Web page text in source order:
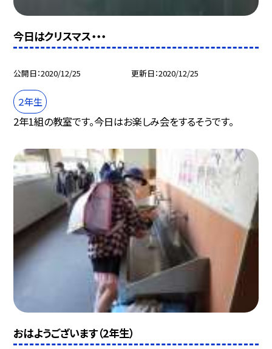
今日はクリスマス・・・
公開日 2020/12/25 更新日 2020/12/25
２年生
2年1組の教室です。今日はお楽しみ会をするそうです。
おはようございます（2年生）